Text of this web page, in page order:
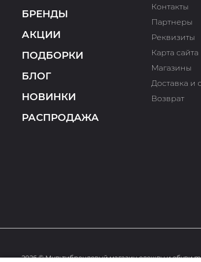
БРЕНДЫ
АКЦИИ
ПОДБОРКИ
БЛОГ
НОВИНКИ
РАСПРОДАЖА
Контакты
Партнеры
Реквизиты
Карта сайта
Магазины
Доставка и
Возврат
2026 © Мультибрендовый магазин одежды и обуви